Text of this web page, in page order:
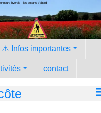
hyèrois - les copains d'abord
⚠️ Infos importantes
contact